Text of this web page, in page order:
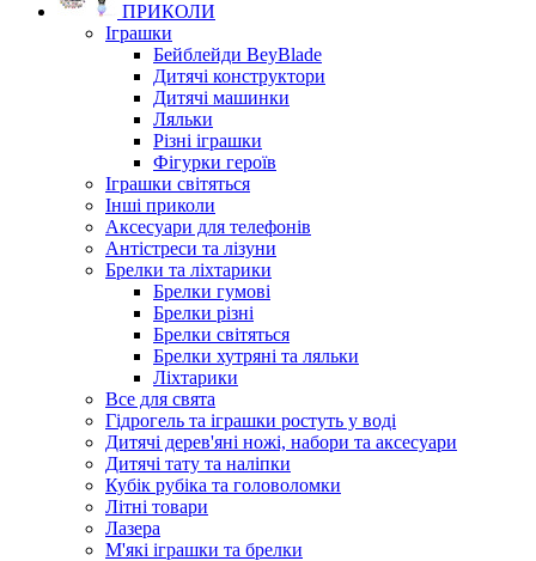
ПРИКОЛИ
Іграшки
Бейблейди BeyBlade
Дитячі конструктори
Дитячі машинки
Ляльки
Різні іграшки
Фігурки героїв
Іграшки світяться
Інші приколи
Аксесуари для телефонів
Антістреси та лізуни
Брелки та ліхтарики
Брелки гумові
Брелки різні
Брелки світяться
Брелки хутряні та ляльки
Ліхтарики
Все для свята
Гідрогель та іграшки ростуть у воді
Дитячі дерев'яні ножі, набори та аксесуари
Дитячі тату та наліпки
Кубік рубіка та головоломки
Літні товари
Лазера
М'які іграшки та брелки